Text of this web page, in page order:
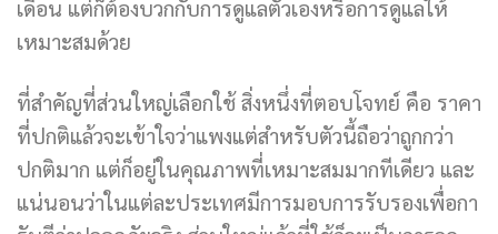
เดือน แต่ก็ต้องบวกกับการดูแลตัวเองหรือการดูแลให้
เหมาะสมด้วย
ที่สำคัญที่ส่วนใหญ่เลือกใช้ สิ่งหนึ่งที่ตอบโจทย์ คือ ราคา
ที่ปกติแล้วจะเข้าใจว่าแพงแต่สำหรับตัวนี้ถือว่าถูกกว่า
ปกติมาก แต่ก็อยู่ในคุณภาพที่เหมาะสมมากทีเดียว และ
แน่นอนว่าในแต่ละประเทศมีการมอบการรับรองเพื่อกา